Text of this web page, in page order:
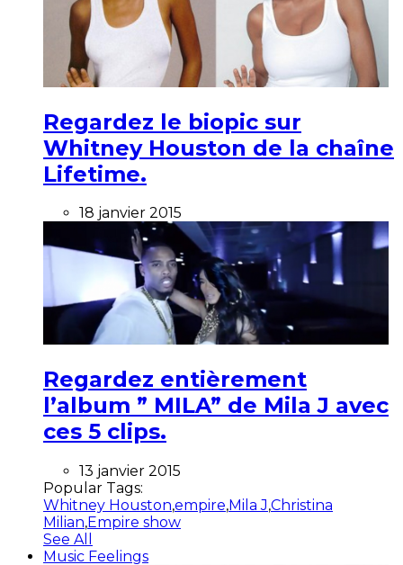
Regardez le biopic sur
Whitney Houston de la chaîne
Lifetime.
18 janvier 2015
Regardez entièrement
l’album ” MILA” de Mila J avec
ces 5 clips.
13 janvier 2015
Popular Tags:
Whitney Houston,empire,Mila J,Christina
Milian,Empire show
See All
Music Feelings